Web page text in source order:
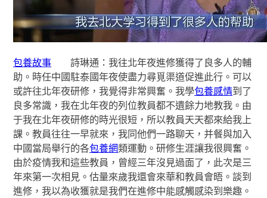
包養故事 詩琳通：我往北年夜進修獲得了良多人的輔
助。時任中國駐泰國年夜使盡力尋覓渠道促進此行。可以
或許往北年夜研修，我覺得非常興奮。我學包養感情到了
良多常識，我在北年夜的列位教員都不遺餘力地教我。由
于我在北年夜研修的時光很短，所以教員天天都來給我上
課。教員往往一早就來，我同他們一路聊天，并餐與加入
中國當局舉行的各包養網類運動。研修生涯讓我很興奮。
由於疫情我和這些教員，曾經三年沒見過面了，此次是三
年來第一次相見。估量來歲我還會來華和教員會晤。談到
進修，我以為收獲就是我們在進修中能感觸感染到樂趣。